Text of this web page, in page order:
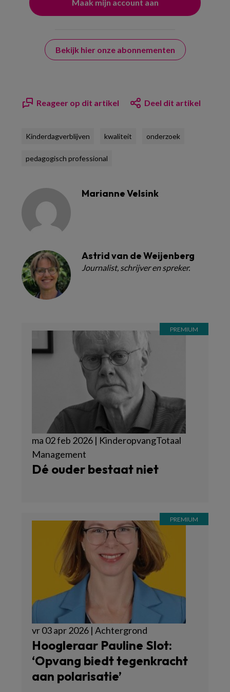
Bekijk hier onze abonnementen
Reageer op dit artikel Deel dit artikel
Kinderdagverblijven kwaliteit onderzoek
pedagogisch professional
Marianne Velsink
Astrid van de Weijenberg
Journalist, schrijver en spreker.
ma 02 feb 2026 | KinderopvangTotaal
Management
Dé ouder bestaat niet
vr 03 apr 2026 | Achtergrond
Hoogleraar Pauline Slot:
‘Opvang biedt tegenkracht
aan polarisatie’